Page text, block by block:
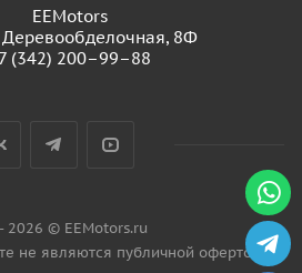
EEMotors
Деревообделочная, 8Ф
(342) 200–99–88
2026 © EEMotors.ru
не являются публичной офертой